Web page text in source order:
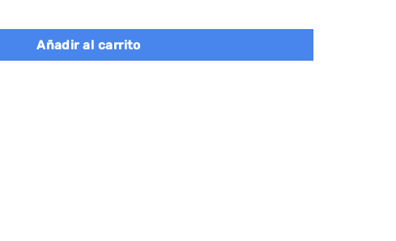
2 puertas, multifuncional, gris cantidad
Añadir al carrito